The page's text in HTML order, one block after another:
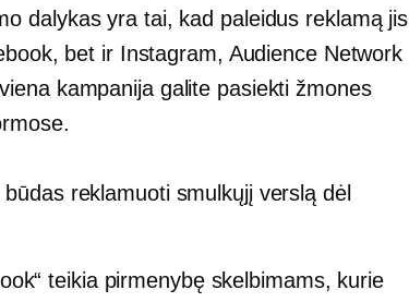
dalykas yra tai, kad paleidus reklamą jis
bet ir Instagram, Audience Network
kampanija galite pasiekti žmones
reklamuoti smulkųjį verslą dėl
teikia pirmenybę skelbimams, kurie